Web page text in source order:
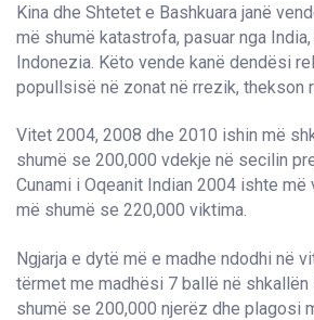
Kina dhe Shtetet e Bashkuara janë
më shumë katastrofa, pasuar nga
Indonezia. Këto vende kanë dendësi
popullsisë në zonat në rrezik, thekson
Vitet 2004, 2008 dhe 2010 ishin më
shumë se 200,000 vdekje në secilin
Cunami i Oqeanit Indian 2004 ishte më
më shumë se 220,000 viktima.
Ngjarja e dytë më e madhe ndodhi në
tërmet me madhësi 7 ballë në shkallën
shumë se 200,000 njerëz dhe plagosi